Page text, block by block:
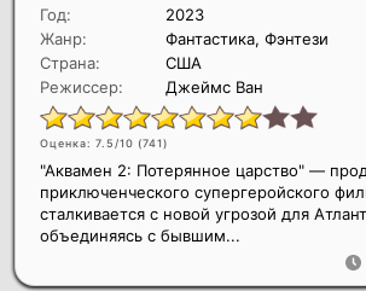
Год:
2023
Жанр:
Фантастика, Фэнтези
Страна:
США
Режиссер:
Джеймс Ван
Оценка: 7.5/10 (741)
"Аквамен 2: Потерянное царство" —
приключенческого супергеройского
сталкивается с новой угрозой для
объединяясь с бывшим...